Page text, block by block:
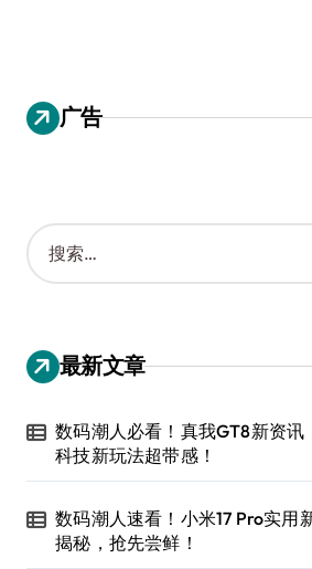
广告
搜
索
：
最新文章
数码潮人必看！真我GT8新资讯
科技新玩法超带感！
数码潮人速看！小米17 Pro实用
揭秘，抢先尝鲜！